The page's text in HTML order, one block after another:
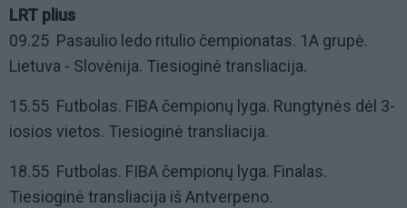
LRT plius
09.25 Pasaulio ledo ritulio čempionatas. 1A grupė.
Lietuva - Slovėnija. Tiesioginė transliacija.
15.55 Futbolas. FIBA čempionų lyga. Rungtynės dėl 3-
iosios vietos. Tiesioginė transliacija.
18.55 Futbolas. FIBA čempionų lyga. Finalas.
Tiesioginė transliacija iš Antverpeno.